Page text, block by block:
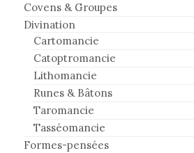
Covens & Groupes
Divination
Cartomancie
Catoptromancie
Lithomancie
Runes & Bâtons
Taromancie
Tasséomancie
Formes-pensées